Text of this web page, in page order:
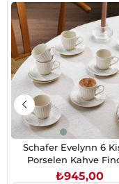
Schafer Evelynn 6
Porselen Kahve
Takımı 12 Parça
₺945,00